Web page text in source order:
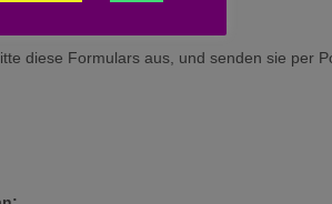
diese Formulars aus, und senden sie per